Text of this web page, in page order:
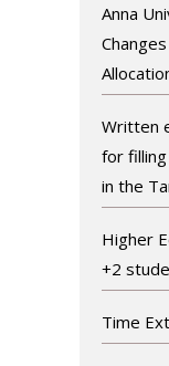
Anna
Written
for
in the
Higher
+2
Time